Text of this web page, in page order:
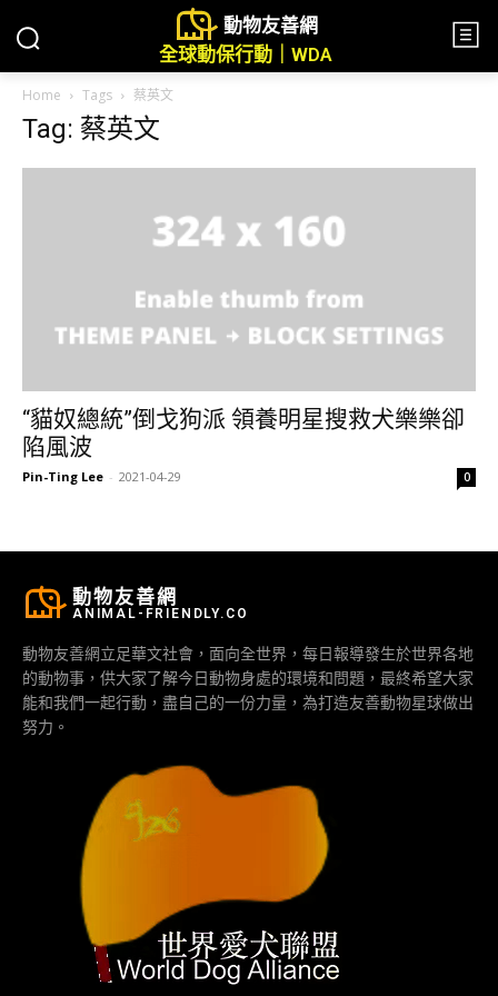
動物友善網
全球動保行動｜WDA
Home Tags 蔡英文
Tag: 蔡英文
“貓奴總統”倒戈狗派 領養明星搜救犬樂樂卻
陷風波
Pin-Ting Lee - 2021-04-29 0
動物友善網
ANIMAL-FRIENDLY.CO
動物友善網立足華文社會，面向全世界，每日報導發生於世界各地
的動物事，供大家了解今日動物身處的環境和問題，最終希望大家
能和我們一起行動，盡自己的一份力量，為打造友善動物星球做出
努力。